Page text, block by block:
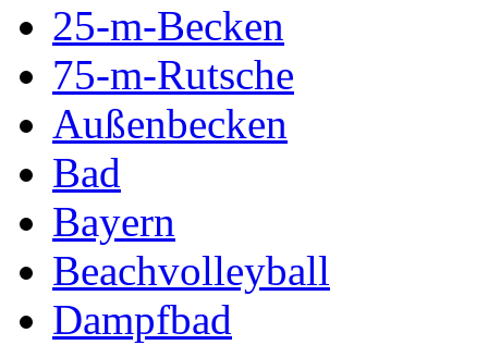
25-m-Becken
75-m-Rutsche
Außenbecken
Bad
Bayern
Beachvolleyball
Dampfbad